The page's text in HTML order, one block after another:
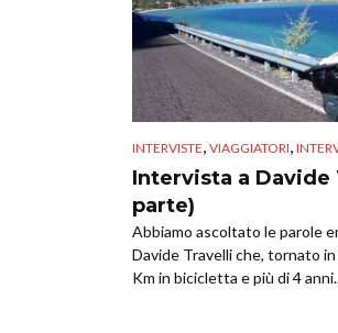
INTERVISTE VIAGGIATORI
Intervista a Davide
parte)
Abbiamo ascoltato le parole
Davide Travelli che, tornato
Km in bicicletta e più di 4